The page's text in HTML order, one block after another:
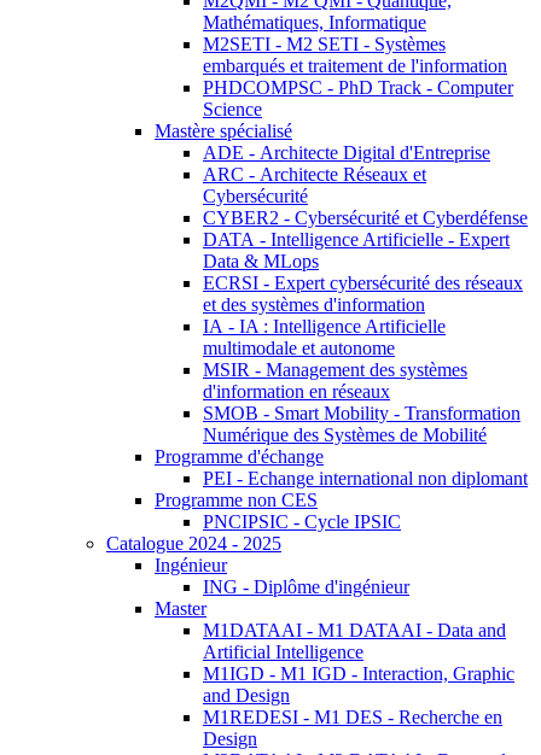
Mathématiques, Informatique
M2SETI - M2 SETI - Systèmes
embarqués et traitement de l'information
PHDCOMPSC - PhD Track - Computer
Science
Mastère spécialisé
ADE - Architecte Digital d'Entreprise
ARC - Architecte Réseaux et
Cybersécurité
CYBER2 - Cybersécurité et Cyberdéfense
DATA - Intelligence Artificielle - Expert
Data & MLops
ECRSI - Expert cybersécurité des réseaux
et des systèmes d'information
IA - IA : Intelligence Artificielle
multimodale et autonome
MSIR - Management des systèmes
d'information en réseaux
SMOB - Smart Mobility - Transformation
Numérique des Systèmes de Mobilité
Programme d'échange
PEI - Echange international non diplomant
Programme non CES
PNCIPSIC - Cycle IPSIC
Catalogue 2024 - 2025
Ingénieur
ING - Diplôme d'ingénieur
Master
M1DATAAI - M1 DATAAI - Data and
Artificial Intelligence
M1IGD - M1 IGD - Interaction, Graphic
and Design
M1REDESI - M1 DES - Recherche en
Design